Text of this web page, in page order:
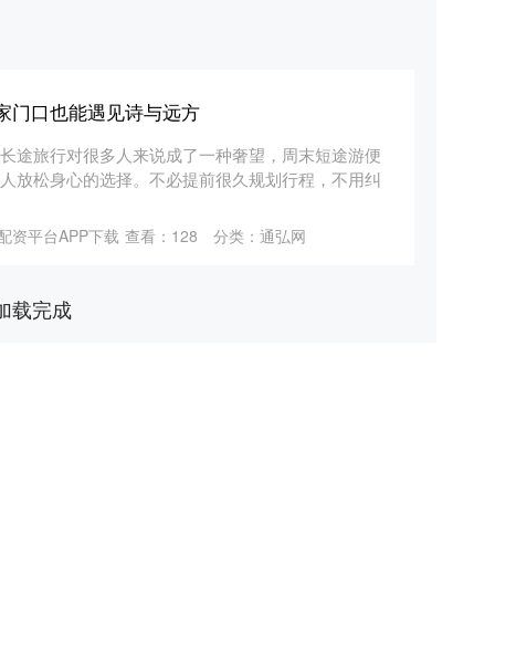
门口也能遇见诗与远方
途旅行对很多人来说成了一种奢望，周末短途游便
放松身心的选择。不必提前很久规划行程，不用纠
资平台APP下载 查看： 128 分类： 通弘网
载完成